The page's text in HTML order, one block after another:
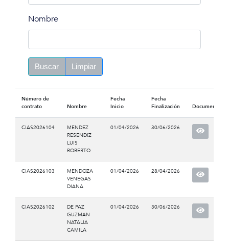
Nombre
Buscar Limpiar
Número de
contrato
Nombre
Fecha
Inicio
Fecha
Finalización
Documento
CIAS2026104
MENDEZ
RESENDIZ
LUIS
ROBERTO
01/04/2026 30/06/2026
CIAS2026103
MENDOZA
VENEGAS
DIANA
01/04/2026 28/04/2026
CIAS2026102
DE PAZ
GUZMAN
NATALIA
CAMILA
01/04/2026 30/06/2026